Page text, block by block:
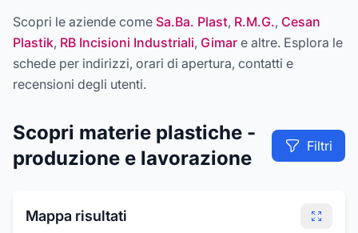
Scopri le aziende come Sa.Ba. Plast, R.M.G., Cesan
Plastik, RB Incisioni Industriali, Gimar e altre. Esplora le
schede per indirizzi, orari di apertura, contatti e
recensioni degli utenti.
Scopri materie plastiche -
produzione e lavorazione
Filtri
Mappa risultati